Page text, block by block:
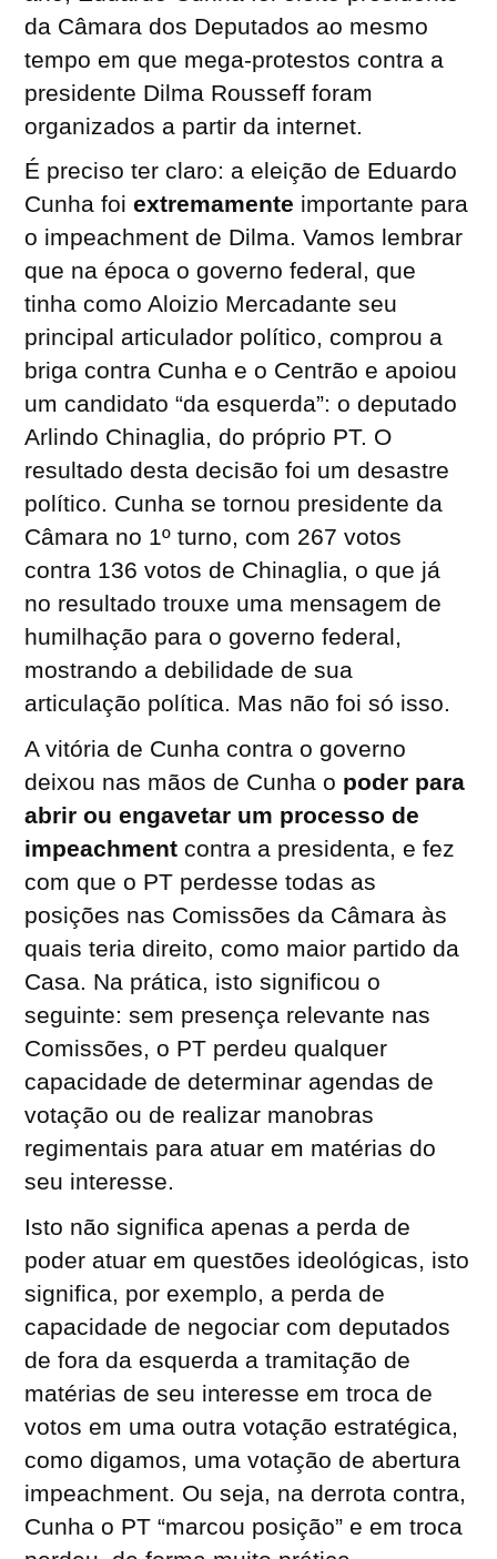
da Câmara dos Deputados ao mesmo
tempo em que mega-protestos contra a
presidente Dilma Rousseff foram
organizados a partir da internet.
É preciso ter claro: a eleição de Eduardo
Cunha foiextremamente importante para
o impeachment de Dilma. Vamos lembrar
que na época o governo federal, que
tinha como Aloizio Mercadante seu
principal articulador político, comprou a
briga contra Cunha e o Centrão e apoiou
um candidato “da esquerda”: o deputado
Arlindo Chinaglia, do próprio PT. O
resultado desta decisão foi um desastre
político. Cunha se tornou presidente da
Câmara no 1º turno, com 267 votos
contra 136 votos de Chinaglia, o que já
no resultado trouxe uma mensagem de
humilhação para o governo federal,
mostrando a debilidade de sua
articulação política. Mas não foi só isso.
A vitória de Cunha contra o governo
deixou nas mãos de Cunha o poder para
abrir ou engavetar um processo de
impeachment contra a presidenta, e fez
com que o PT perdesse todas as
posições nas Comissões da Câmara às
quais teria direito, como maior partido da
Casa. Na prática, isto significou o
seguinte: sem presença relevante nas
Comissões, o PT perdeu qualquer
capacidade de determinar agendas de
votação ou de realizar manobras
regimentais para atuar em matérias do
seu interesse.
Isto não significa apenas a perda de
poder atuar em questões ideológicas, isto
significa, por exemplo, a perda de
capacidade de negociar com deputados
de fora da esquerda a tramitação de
matérias de seu interesse em troca de
votos em uma outra votação estratégica,
como digamos, uma votação de abertura
impeachment. Ou seja, na derrota contra,
Cunha o PT “marcou posição” e em troca